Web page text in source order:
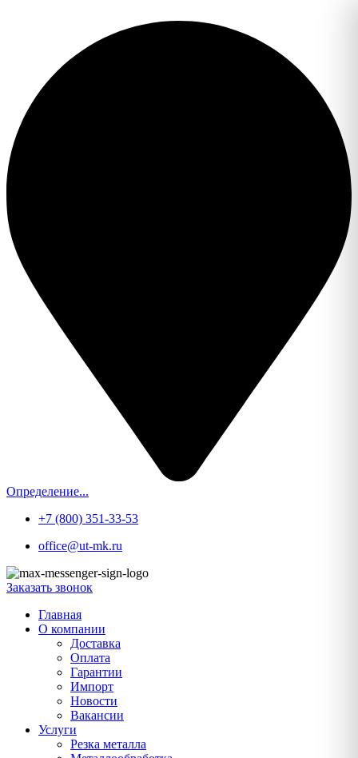
Определение...
+7 (800) 351-33-53
office@ut-mk.ru
Заказать звонок
Главная
О компании
Доставка
Оплата
Гарантии
Импорт
Новости
Вакансии
Услуги
Резка металла